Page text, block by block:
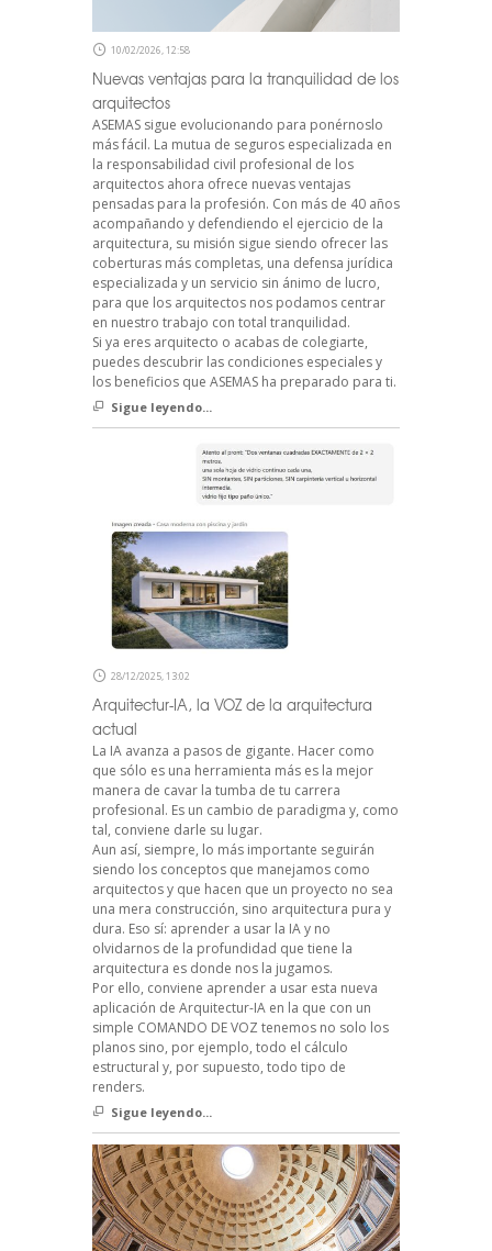
10/02/2026, 12:58
Nuevas ventajas para la tranquilidad de los
arquitectos
ASEMAS sigue evolucionando para ponérnoslo
más fácil. La mutua de seguros especializada en
la responsabilidad civil profesional de los
arquitectos ahora ofrece nuevas ventajas
pensadas para la profesión. Con más de 40 años
acompañando y defendiendo el ejercicio de la
arquitectura, su misión sigue siendo ofrecer las
coberturas más completas, una defensa jurídica
especializada y un servicio sin ánimo de lucro,
para que los arquitectos nos podamos centrar
en nuestro trabajo con total tranquilidad.
Si ya eres arquitecto o acabas de colegiarte,
puedes descubrir las condiciones especiales y
los beneficios que ASEMAS ha preparado para ti.
Sigue leyendo...
28/12/2025, 13:02
Arquitectur-IA, la VOZ de la arquitectura
actual
La IA avanza a pasos de gigante. Hacer como
que sólo es una herramienta más es la mejor
manera de cavar la tumba de tu carrera
profesional. Es un cambio de paradigma y, como
tal, conviene darle su lugar.
Aun así, siempre, lo más importante seguirán
siendo los conceptos que manejamos como
arquitectos y que hacen que un proyecto no sea
una mera construcción, sino arquitectura pura y
dura. Eso sí: aprender a usar la IA y no
olvidarnos de la profundidad que tiene la
arquitectura es donde nos la jugamos.
Por ello, conviene aprender a usar esta nueva
aplicación de Arquitectur-IA en la que con un
simple COMANDO DE VOZ tenemos no solo los
planos sino, por ejemplo, todo el cálculo
estructural y, por supuesto, todo tipo de
renders.
Sigue leyendo...